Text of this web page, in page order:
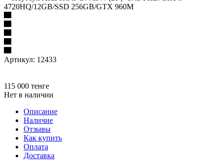
4720HQ/12GB/SSD 256GB/GTX 960M
Артикул: 12433
115 000 тенге
Нет в наличии
Описание
Наличие
Отзывы
Как купить
Оплата
Доставка